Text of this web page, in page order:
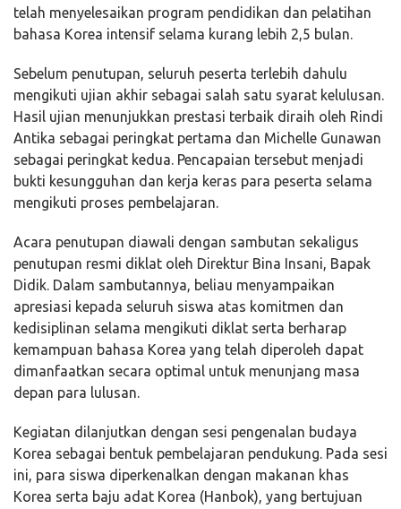
telah menyelesaikan program pendidikan dan pelatihan
bahasa Korea intensif selama kurang lebih 2,5 bulan.
Sebelum penutupan, seluruh peserta terlebih dahulu
mengikuti ujian akhir sebagai salah satu syarat kelulusan.
Hasil ujian menunjukkan prestasi terbaik diraih oleh Rindi
Antika sebagai peringkat pertama dan Michelle Gunawan
sebagai peringkat kedua. Pencapaian tersebut menjadi
bukti kesungguhan dan kerja keras para peserta selama
mengikuti proses pembelajaran.
Acara penutupan diawali dengan sambutan sekaligus
penutupan resmi diklat oleh Direktur Bina Insani, Bapak
Didik. Dalam sambutannya, beliau menyampaikan
apresiasi kepada seluruh siswa atas komitmen dan
kedisiplinan selama mengikuti diklat serta berharap
kemampuan bahasa Korea yang telah diperoleh dapat
dimanfaatkan secara optimal untuk menunjang masa
depan para lulusan.
Kegiatan dilanjutkan dengan sesi pengenalan budaya
Korea sebagai bentuk pembelajaran pendukung. Pada sesi
ini, para siswa diperkenalkan dengan makanan khas
Korea serta baju adat Korea (Hanbok), yang bertujuan